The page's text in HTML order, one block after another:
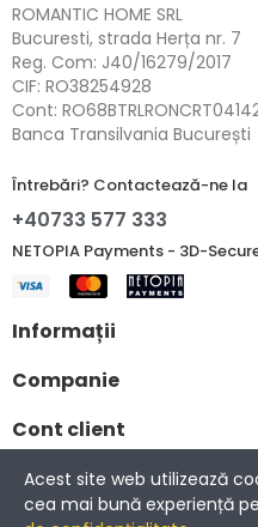
ROMANTIC HOME SRL
Bucuresti, strada Herța nr. 7
Reg. Com: J40/16279/2017
CIF: RO38254928
Cont:
Banca Transilvania București
Întrebări? Contactează-ne la
+40733 577 333
NETOPIA Payments - 3D-
Informații
Companie
Cont client
Acest site web utilizează
cea mai bună experiență